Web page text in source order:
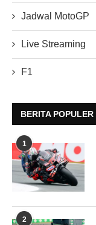
Jadwal MotoGP
Live Streaming
F1
BERITA POPULER
1
2